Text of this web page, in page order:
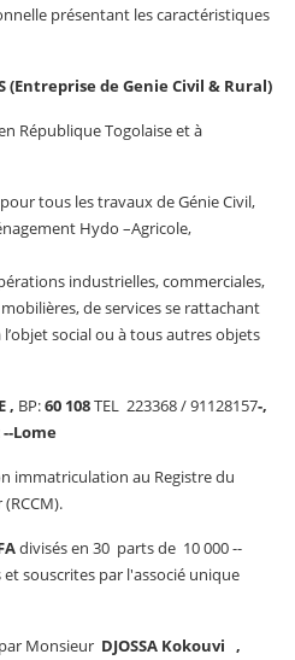
présentant les caractéristiques
(Entreprise de Genie Civil & Rural)
République Togolaise et à
tous les travaux de Génie Civil,
Hydo –Agricole,
industrielles, commerciales,
de services se rattachant
social ou à tous autres objets
, BP:60 108TEL 223368 / 91128157-,
--Lome
immatriculation au Registre du
divisés en 30 parts de 10 000 --
souscrites par l'associé unique
Monsieur DJOSSA Kokouvi ,